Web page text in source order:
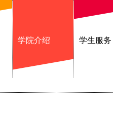
学院介绍 学生服务